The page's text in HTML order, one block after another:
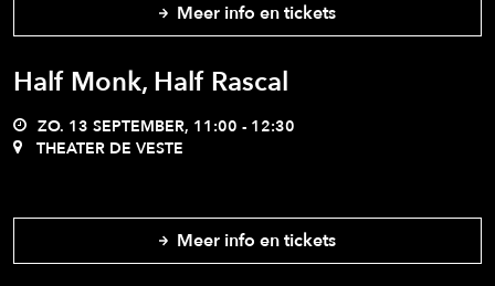
Meer info en tickets
Half Monk, Half Rascal
ZO. 13 SEPTEMBER, 11:00 - 12:30
THEATER DE VESTE
Meer info en tickets